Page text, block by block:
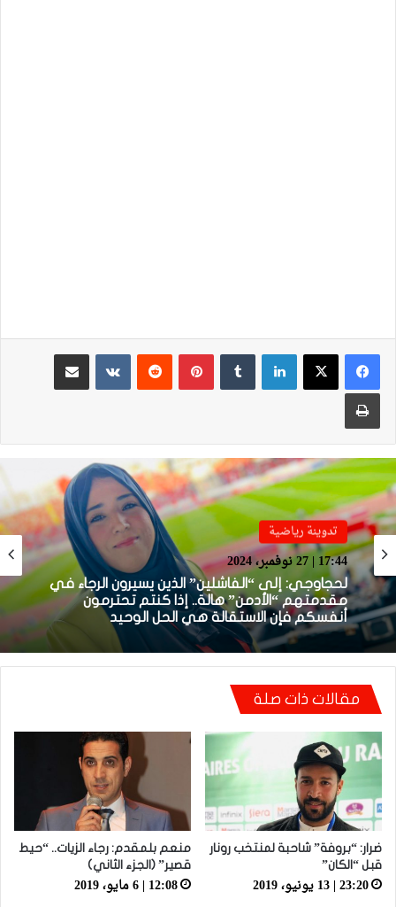
لينكدإن بينتيريست
مشاركة عبر البريد
طباعة
تدوينة رياضية
17:44 | 27 نوفمبر، 2024
مقدمتهم “الأدمن” هالة.. إذا كنتم تحترمون
أنفسكم فإن الاستقالة هي الحل الوحيد
تدوينة رياضية
22:31 | 2 أغسطس، 2024
إلى “نكافات” الركراكي.. أستسمحكم عذرا
وأتأسف لكم من صميم قلبي على ما سببته لكم
من “التهابات”
مقالات ذات صلة
ضرار: “بروفة” شاحبة لمنتخب رونار
قبل “الكان”
23:20 | 13 يونيو، 2019
منعم بلمقدم: رجاء الزيات.. “حيط
قصير” (الجزء الثاني)
12:08 | 6 مايو، 2019